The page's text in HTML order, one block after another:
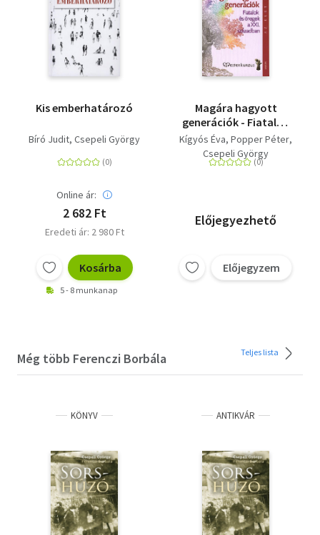
Kis emberhatározó
Bíró Judit Csepeli György
Online ár:
2 682 Ft
Eredeti ár: 2 980 Ft
Kosárba
5 - 8 munkanap
Magára hagyott
generációk - Fiatalok
és öregek a XXI.
században
Kígyós Éva Popper Péter
Csepeli György
Előjegyezhető
Előjegyzem
Még több Ferenczi Borbála Teljes lista
KÖNYV ANTIKVÁR